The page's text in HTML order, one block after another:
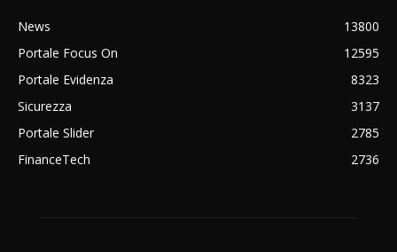
News
13800
Portale Focus On
12595
Portale Evidenza
8323
Sicurezza
3137
Portale Slider
2785
FinanceTech
2736